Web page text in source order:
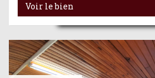
Voir le bien